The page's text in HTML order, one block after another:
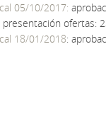
05/10/2017:
presentación ofertas:
18/01/2018: